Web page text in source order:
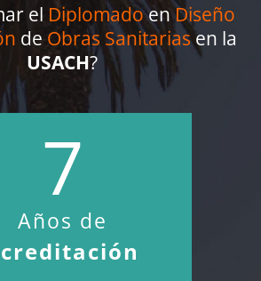
el DiplomadoenDiseño
de Obras Sanitariasen la
USACH?
7
Años de